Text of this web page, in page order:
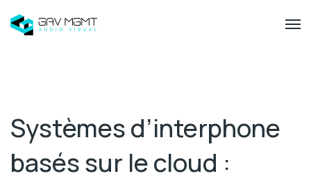
Systèmes d’interphone
basés sur le cloud :